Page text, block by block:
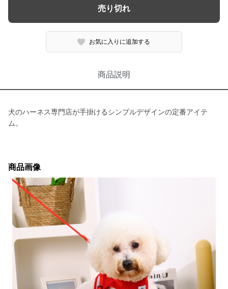
売り切れ
お気に入りに追加する
商品説明
犬のハーネス専門店が手掛けるシンプルデザインの定番アイテ
ム。
商品画像